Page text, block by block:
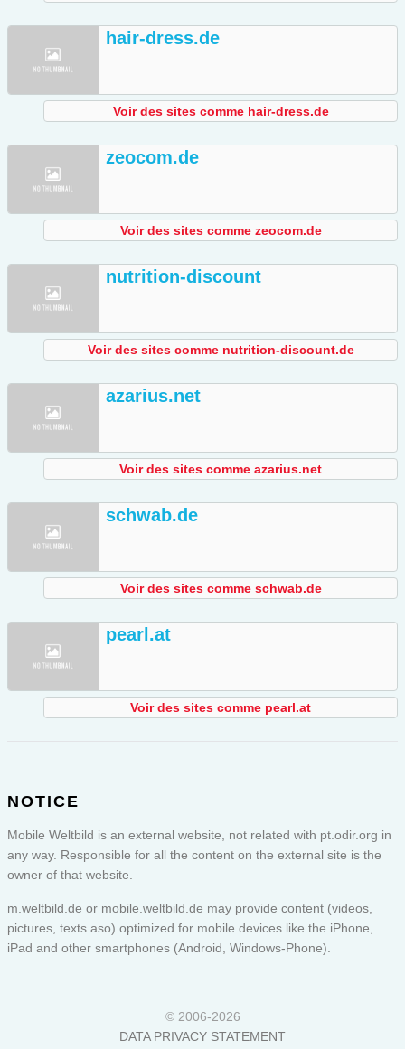
hair-dress.de
Voir des sites comme hair-dress.de
zeocom.de
Voir des sites comme zeocom.de
nutrition-discount
Voir des sites comme nutrition-discount.de
azarius.net
Voir des sites comme azarius.net
schwab.de
Voir des sites comme schwab.de
pearl.at
Voir des sites comme pearl.at
NOTICE
Mobile Weltbild is an external website, not related with pt.odir.org in
any way. Responsible for all the content on the external site is the
owner of that website.
m.weltbild.de or mobile.weltbild.de may provide content (videos,
pictures, texts aso) optimized for mobile devices like the iPhone,
iPad and other smartphones (Android, Windows-Phone).
© 2006-2026
DATA PRIVACY STATEMENT